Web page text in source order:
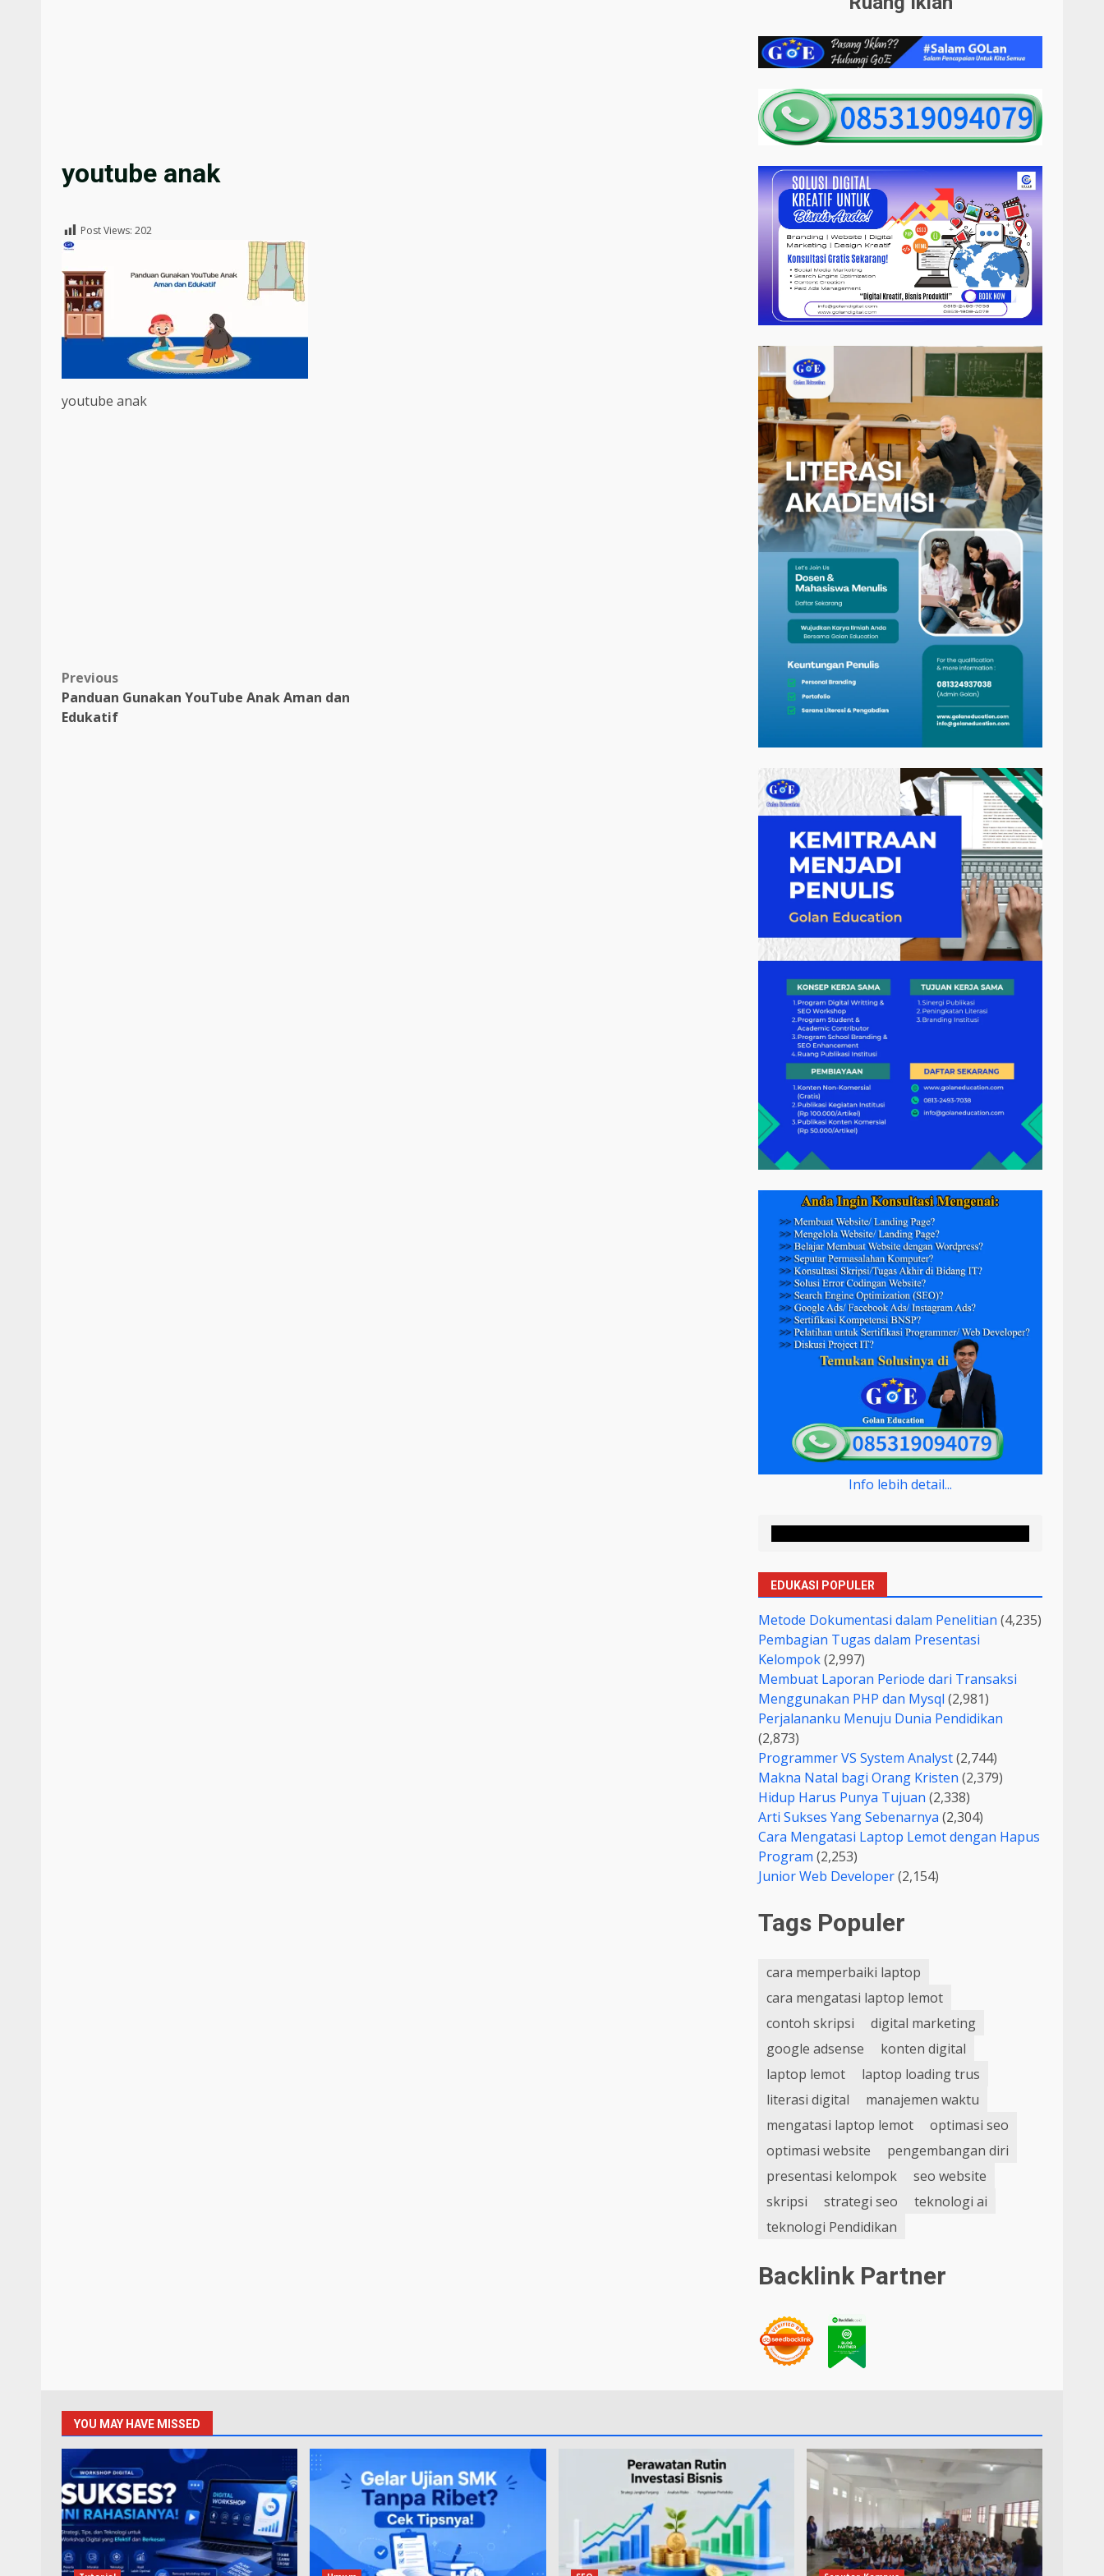
youtube anak
Post Views: 202
youtube anak
Post
navigation
Previous
Panduan Gunakan YouTube Anak Aman dan
Edukatif
Info lebih detail...
EDUKASI POPULER
Metode Dokumentasi dalam Penelitian (4,235)
Pembagian Tugas dalam Presentasi
Kelompok(2,997)
Membuat Laporan Periode dari Transaksi
Menggunakan PHP dan Mysql (2,981)
Perjalananku Menuju Dunia Pendidikan
(2,873)
Programmer VS System Analyst(2,744)
Makna Natal bagi Orang Kristen (2,379)
Hidup Harus Punya Tujuan (2,338)
Arti Sukses Yang Sebenarnya (2,304)
Cara Mengatasi Laptop Lemot dengan Hapus
Program (2,253)
Junior Web Developer(2,154)
Tags Populer
cara memperbaiki laptop
cara mengatasi laptop lemot
contoh skripsi
digital marketing
google adsense
konten digital
laptop lemot
laptop loading trus
literasi digital
manajemen waktu
mengatasi laptop lemot
optimasi seo
optimasi website
pengembangan diri
presentasi kelompok
seo website
skripsi
strategi seo
teknologi ai
teknologi Pendidikan
Backlink Partner
YOU MAY HAVE MISSED